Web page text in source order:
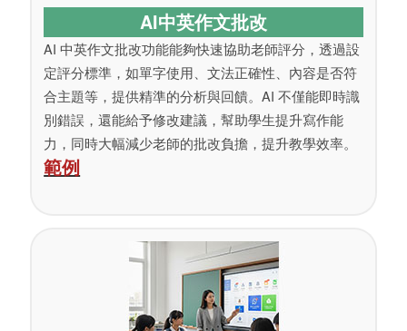
AI中英作文批改
AI 中英作文批改功能能夠快速協助老師評分，透過設
定評分標準，如單字使用、文法正確性、內容是否符
合主題等，提供精準的分析與回饋。AI 不僅能即時識
別錯誤，還能給予修改建議，幫助學生提升寫作能
力，同時大幅減少老師的批改負擔，提升教學效率。
範例